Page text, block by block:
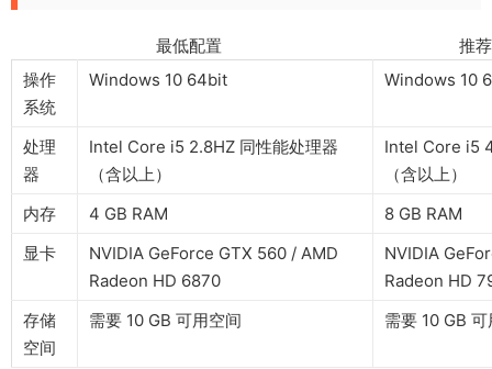
最低配置 推荐配
操作
系统
Windows 10 64bit Windows 10
处理
器
Intel Core i5 2.8HZ 同性能处理器
（含以上）
Intel Core i5
（含以上）
内存
4 GB RAM
8 GB RAM
显卡
NVIDIA GeForce GTX 560 / AMD
Radeon HD 6870
NVIDIA
Radeon HD
存储
空间
需要 10 GB 可用空间 需要 10 GB